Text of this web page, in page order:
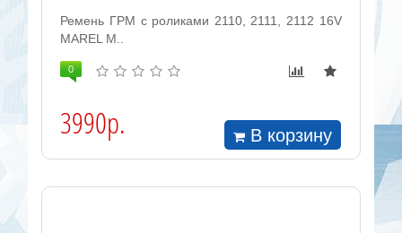
Ремень ГРМ с роликами 2110, 2111, 2112 16V
MAREL M..
0
3990р. В корзину